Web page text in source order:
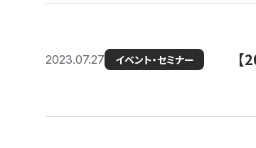
2023.07.27 イベント・セミナー